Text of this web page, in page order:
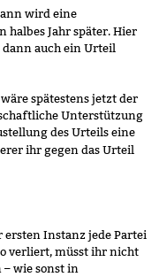
wird eine
halbes Jahr später. Hier
auch ein Urteil
spätestens jetzt der
Unterstützung
des Urteils eine
ihr gegen das Urteil
Instanz jede Partei
verliert, müsst ihr nicht
wie sonst in